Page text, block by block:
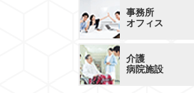
事務所
オフィス
介護
病院施設